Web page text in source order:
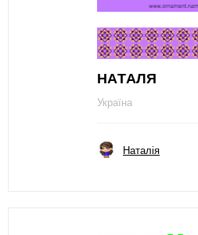
НAТAЛЯ
Україна
Наталія